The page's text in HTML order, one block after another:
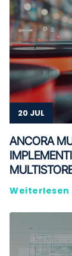
20 JUL
ANCORA
Weiterlesen